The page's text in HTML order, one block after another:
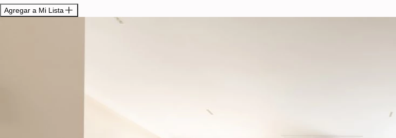
Agregar a Mi Lista